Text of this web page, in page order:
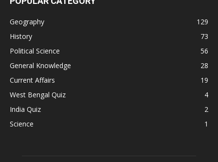
Geography
129
History
73
Political Science
56
General Knowledge
28
Current Affairs
19
West Bengal Quiz
4
India Quiz
2
Science
1